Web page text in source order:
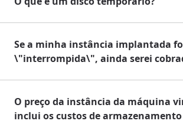
Se a minha instância implantada
\"interrompida\", ainda serei
O preço da instância da máquina
inclui os custos de